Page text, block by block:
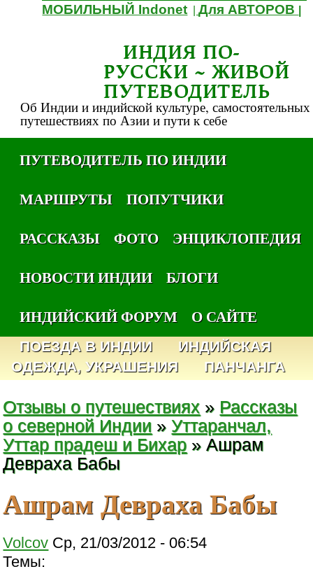
МОБИЛЬНЫЙ Indonet |Для АВТОРОВ
ИНДИЯ ПО-
РУССКИ ~ ЖИВОЙ
ПУТЕВОДИТЕЛЬ
Об Индии и индийской культуре, самостоятельных
путешествиях по Азии и пути к себе
ПУТЕВОДИТЕЛЬ ПО ИНДИИ
МАРШРУТЫ
ПОПУТЧИКИ
РАССКАЗЫ
ФОТО
ЭНЦИКЛОПЕДИЯ
НОВОСТИ ИНДИИ
БЛОГИ
ИНДИЙСКИЙ ФОРУМ
О САЙТЕ
ПОЕЗДА В ИНДИИ
ИНДИЙСКАЯ
ОДЕЖДА, УКРАШЕНИЯ
ПАНЧАНГА
Отзывы о путешествиях » Рассказы
о северной Индии » Уттаранчал,
Уттар прадеш и Бихар » Ашрам
Девраха Бабы
Ашрам Девраха Бабы
Volcov Ср, 21/03/2012 - 06:54
Темы: